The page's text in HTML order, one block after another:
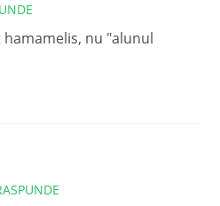
nu "alunul